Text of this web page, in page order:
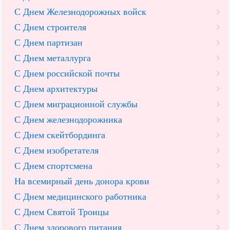
С Днем Железнодорожных войск
С Днем строителя
С Днем партизан
С Днем металлурга
С Днем российской почты
С Днем архитектуры
С Днем миграционной службы
С Днем железнодорожника
С Днем скейтбординга
С Днем изобретателя
С Днем спортсмена
На всемирный день донора крови
С Днем медицинского работника
С Днем Святой Троицы
С Днем здорового питания